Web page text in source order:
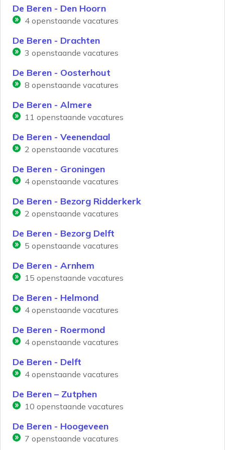
De Beren - Den Hoorn
4 openstaande vacatures
De Beren - Drachten
3 openstaande vacatures
De Beren - Oosterhout
8 openstaande vacatures
De Beren - Almere
11 openstaande vacatures
De Beren - Veenendaal
2 openstaande vacatures
De Beren - Groningen
4 openstaande vacatures
De Beren - Bezorg Ridderkerk
2 openstaande vacatures
De Beren - Bezorg Delft
5 openstaande vacatures
De Beren - Arnhem
15 openstaande vacatures
De Beren - Helmond
4 openstaande vacatures
De Beren - Roermond
4 openstaande vacatures
De Beren - Delft
4 openstaande vacatures
De Beren – Zutphen
10 openstaande vacatures
De Beren - Hoogeveen
7 openstaande vacatures